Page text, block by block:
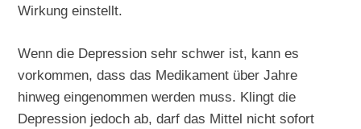
Wirkung einstellt.
Wenn die Depression sehr schwer ist, kann es
vorkommen, dass das Medikament über Jahre
hinweg eingenommen werden muss. Klingt die
Depression jedoch ab, darf das Mittel nicht sofort